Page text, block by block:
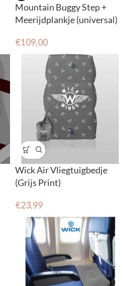
Mountain Buggy Step +
Meerijdplankje (universal)
€109,00
Wick Air Vliegtuigbedje
(Grijs Print)
€23,99